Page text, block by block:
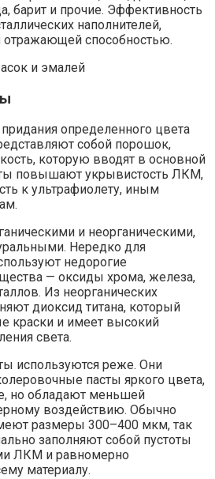
барит и прочие. Эффективность
наполнителей,
способностью.
и эмалей
определенного цвета
собой порошок,
которую вводят в основной
повышают укрывистость ЛКМ,
к ультрафиолету, иным
и неорганическими,
Нередко для
недорогие
— оксиды хрома, железа,
Из неорганических
диоксид титана, который
краски и имеет высокий
света.
используются реже. Они
пасты яркого цвета,
но обладают меньшей
воздействию. Обычно
размеры 300–400 мкм, так
заполняют собой пустоты
ЛКМ и равномерно
материалу.